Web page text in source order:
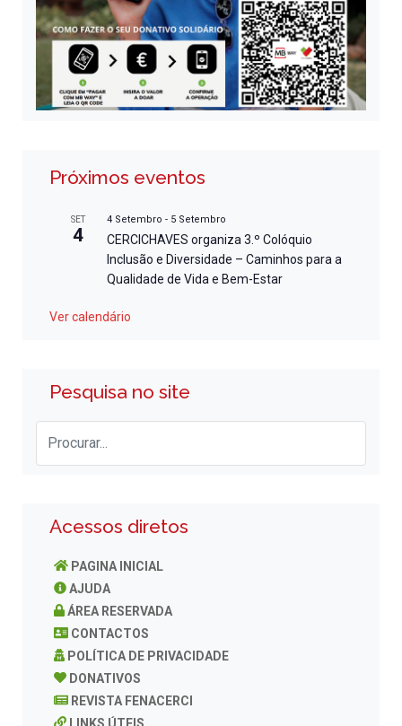
Próximos eventos
SET
4
4 Setembro - 5 Setembro
CERCICHAVES organiza 3.º Colóquio
Inclusão e Diversidade – Caminhos para a
Qualidade de Vida e Bem-Estar
Ver calendário
Pesquisa no site
Acessos diretos
PAGINA INICIAL
AJUDA
ÁREA RESERVADA
CONTACTOS
POLÍTICA DE PRIVACIDADE
DONATIVOS
REVISTA FENACERCI
LINKS ÚTEIS